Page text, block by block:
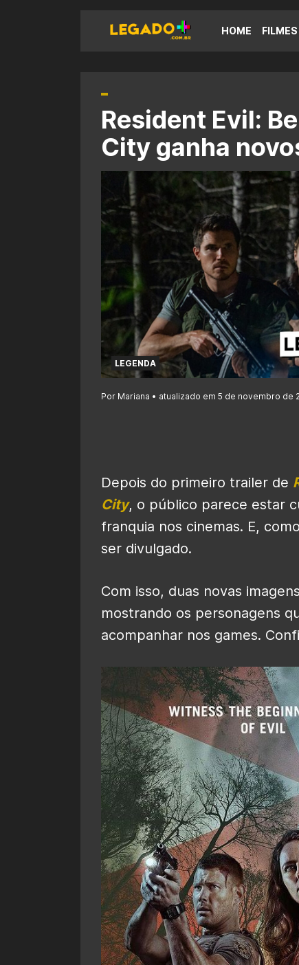
HOME FILMES
Resident Evil:
City ganha
LEGENDA
Por Mariana • atualizado em 5 de novembro de
Depois do primeiro trailer de
City, o público parece estar
franquia nos cinemas. E,
ser divulgado.
Com isso, duas novas
mostrando os personagens
acompanhar nos games.